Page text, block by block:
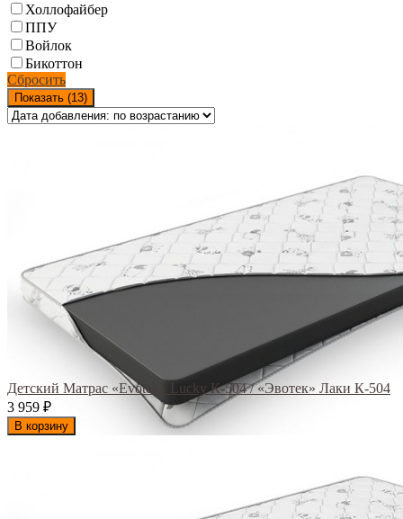
Холлофайбер
ППУ
Войлок
Бикоттон
Сбросить
Показать (13)
Детский Матрас «Evotek» Lucky К-504 / «Эвотек» Лаки К-504
3 959 ₽
В корзину